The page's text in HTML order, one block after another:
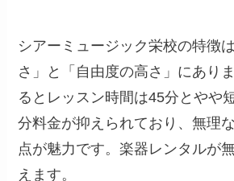
シアーミュージック栄校の特徴
さ」と「自由度の高さ」にあり
るとレッスン時間は45分とやや
分料金が抑えられており、無理
点が魅力です。楽器レンタルが
えます。